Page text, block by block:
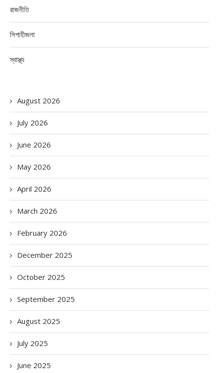
রাজনীতি
সিপাহীজলা
স্বাস্থ্য
August 2026
July 2026
June 2026
May 2026
April 2026
March 2026
February 2026
December 2025
October 2025
September 2025
August 2025
July 2025
June 2025